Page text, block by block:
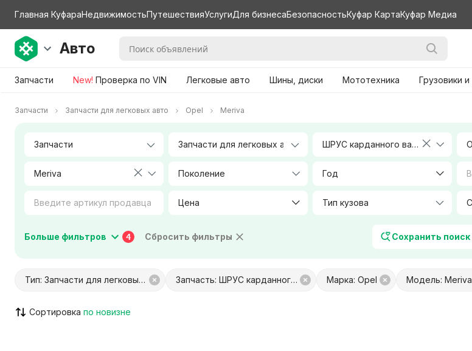
Главная КуфараНедвижимостьПутешествияУслугиДля бизнесаБезопасностьКуфар КартаКуфар Медиа
Авто
Запчасти New! Проверка по VIN Легковые авто Шины, диски Мототехника Грузовики
Запчасти Запчасти для легковых авто Opel Meriva
ШРУС карданного вала
Meriva Поколение Год
Цена Тип кузова
Коробка передач Тип двигателя
С Куфар Доставкой
Больше фильтров 4 Сбросить фильтры Сохранить поиск
Тип: Запчасти для легковых авто Запчасть: ШРУС карданного вала Марка: Opel Модель: Meriva
Сортировка